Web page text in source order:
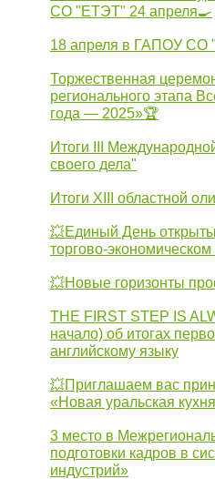
СО "ЕТЭТ" 24 апреля🍳
18 апреля в ГАПОУ СО
Торжественная
регионального этапа
года — 2025»🏆
Итоги III
своего дела"
Итоги XIII областной
💥Единый День
торгово-
💥Новые горизонты
THE FIRST STEP IS
начало) об итогах
английскому языку
💥Приглашаем вас
«Новая уральская
3 место в
подготовки кадров в
индустрий»